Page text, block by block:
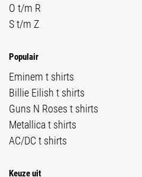
O t/m R
S t/m Z
Populair
Eminem t shirts
Billie Eilish t shirts
Guns N Roses t shirts
Metallica t shirts
AC/DC t shirts
Keuze uit